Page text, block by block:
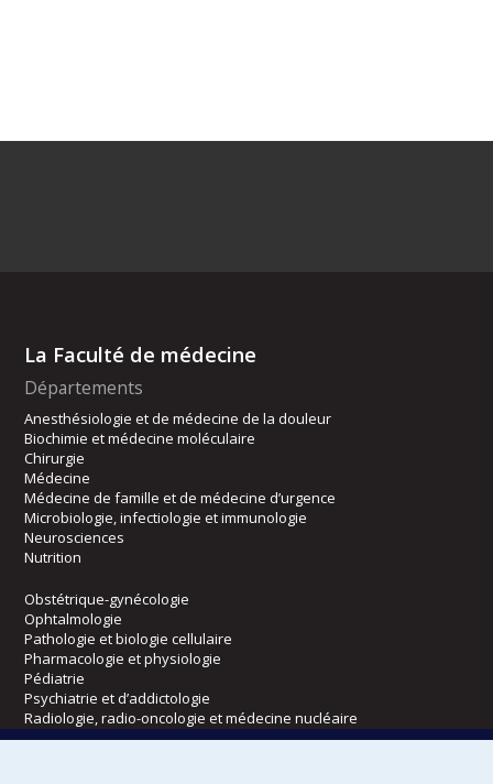
La Faculté de médecine
Départements
Anesthésiologie et de médecine de la douleur
Biochimie et médecine moléculaire
Chirurgie
Médecine
Médecine de famille et de médecine d’urgence
Microbiologie, infectiologie et immunologie
Neurosciences
Nutrition
Obstétrique-gynécologie
Ophtalmologie
Pathologie et biologie cellulaire
Pharmacologie et physiologie
Pédiatrie
Psychiatrie et d’addictologie
Radiologie, radio-oncologie et médecine nucléaire